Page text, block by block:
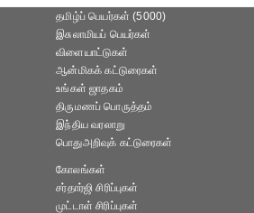
தமிழ்ப் பெயர்கள் (5000)
இசுலாமியப் பெயர்கள்
விளையாட்டுகள்
ஆன்மிகக் கட்டுரைகள்
உங்கள் ஜாதகம்
திருமணப் பொருத்தம்
இந்திய வரலாறு
பொதுஅறிவுக் கட்டுரைகள்
கோலங்கள்
சர்தார்ஜி சிரிப்புகள்
முட்டாள் சிரிப்புகள்